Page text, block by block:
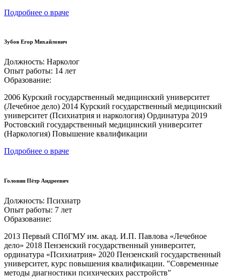
Подробнее о враче
Зубов Егор Михайлович
Должность: Нарколог
Опыт работы: 14 лет
Образование:
2006 Курский государственный медицинский университет
(Лечебное дело) 2014 Курский государственный медицинский
университет (Психиатрия и наркология) Ординатура 2019
Ростовский государственный медицинский университет
(Наркология) Повышение квалификации
Подробнее о враче
Головин Пётр Андреевич
Должность: Психиатр
Опыт работы: 7 лет
Образование:
2013 Первый СПбГМУ им. акад. И.П. Павлова «Лечебное
дело» 2018 Пензенский государственный университет,
ординатура «Психиатрия» 2020 Пензенский государственный
университет, курс повышения квалификации. "Современные
методы диагностики психических расстройств"